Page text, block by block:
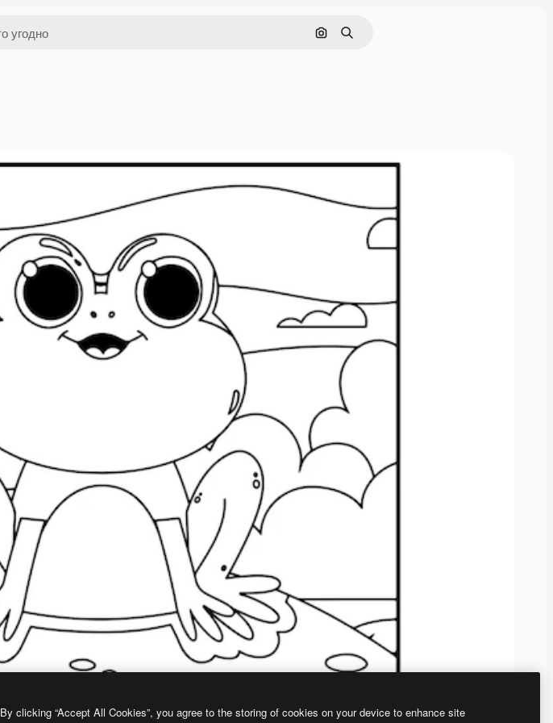
Поиск по изображению
Поиск
By clicking “Accept All Cookies”, you agree to the storing of cookies on your device to enhance site